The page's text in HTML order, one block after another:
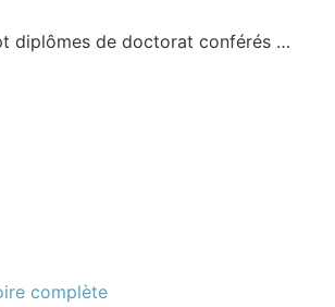
diplômes de doctorat conférés …
complète